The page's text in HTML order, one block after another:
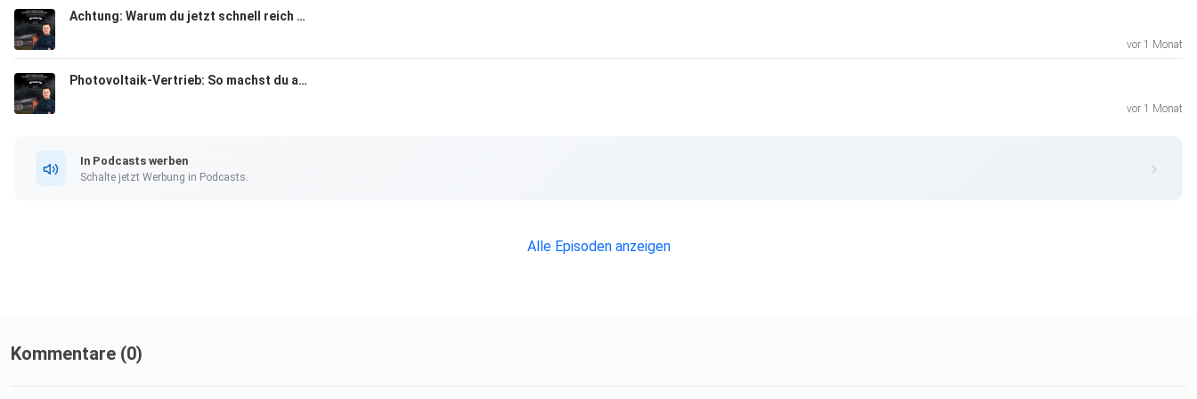
Achtung: Warum du jetzt schnell reich werden musst! (Photovoltaikvertrieb)
vor 1 Monat
Photovoltaik-Vertrieb: So machst du aus „Ich möchte noch abwarten/vergleichen“ einen Abschluss!
vor 1 Monat
In Podcasts werben
Schalte jetzt Werbung in Podcasts.
Alle Episoden anzeigen
Kommentare (0)